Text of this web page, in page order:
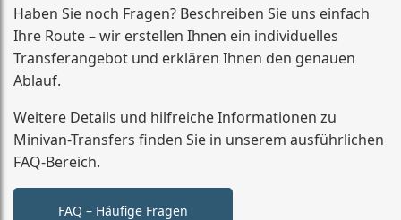
bieten in der Regel Platz für bis zu 6 Personen plus
mehrere große Koffer (je nach Gepäckgröße und
Sitzkonfiguration).
Haben Sie noch Fragen? Beschreiben Sie uns einfach
Ihre Route – wir erstellen Ihnen ein individuelles
Transferangebot und erklären Ihnen den genauen
Ablauf.
Weitere Details und hilfreiche Informationen zu
Minivan-Transfers finden Sie in unserem ausführlichen
FAQ-Bereich.
FAQ – Häufige Fragen